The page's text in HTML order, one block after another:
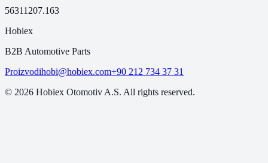
56311 207.163
Hobiex
B2B Automotive Parts
Proizvodihobi@hobiex.com+90 212 734 37 31
© 2026 Hobiex Otomotiv A.S. All rights reserved.